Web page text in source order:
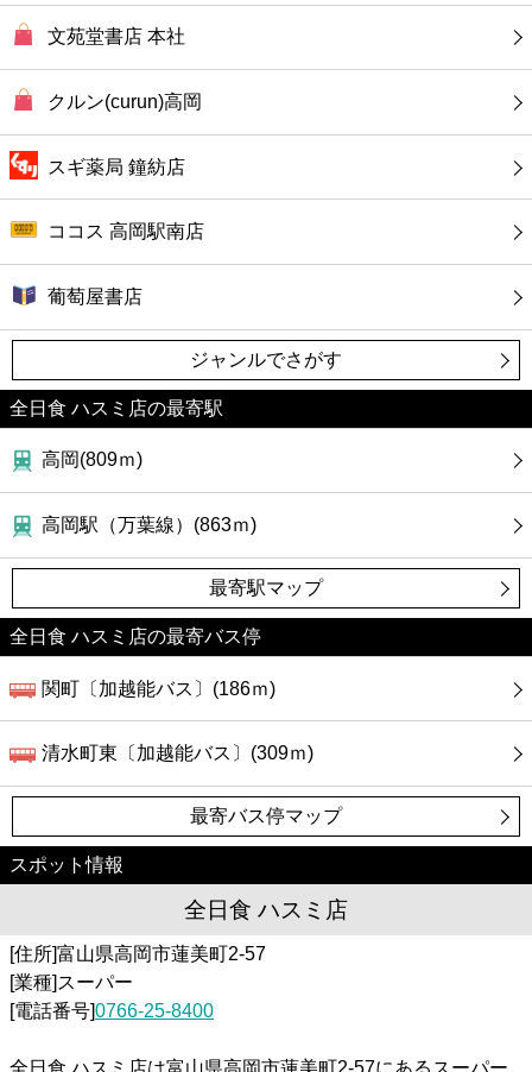
文苑堂書店 本社
クルン(curun)高岡
スギ薬局 鐘紡店
ココス 高岡駅南店
葡萄屋書店
ジャンルでさがす
全日食 ハスミ店の最寄駅
高岡(809ｍ)
高岡駅（万葉線）(863ｍ)
最寄駅マップ
全日食 ハスミ店の最寄バス停
関町〔加越能バス〕(186ｍ)
清水町東〔加越能バス〕(309ｍ)
最寄バス停マップ
スポット情報
全日食 ハスミ店
[住所]富山県高岡市蓮美町2-57
[業種]スーパー
[電話番号]0766-25-8400
全日食 ハスミ店は富山県高岡市蓮美町2-57にあるスーパー